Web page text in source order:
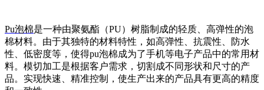
Pu泡棉是一种由聚氨酯（PU）树脂制成的轻质、高弹性的泡
棉材料。由于其独特的材料特性，如高弹性、抗震性、防水
性、低密度等，使得pu泡棉成为了手机等电子产品中的常用材
料。模切加工是根据客户需求，切割成不同形状和尺寸的产
品。实现快速、精准控制，使生产出来的产品具有更高的精度